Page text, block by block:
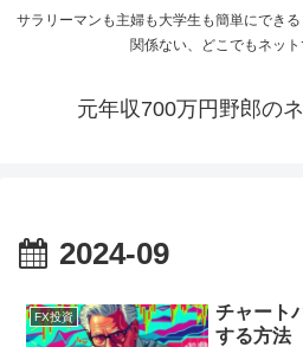
サラリーマンも主婦も大学生も簡単にでき
関係ない、どこでもネット
元年収700万円野郎の
2024-09
FX投資
チャート
する方法